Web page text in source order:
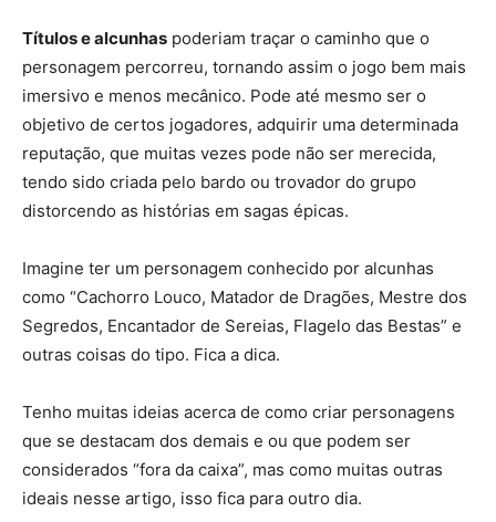
Títulos e alcunhas poderiam traçar o caminho que o
personagem percorreu, tornando assim o jogo bem mais
imersivo e menos mecânico. Pode até mesmo ser o
objetivo de certos jogadores, adquirir uma determinada
reputação, que muitas vezes pode não ser merecida,
tendo sido criada pelo bardo ou trovador do grupo
distorcendo as histórias em sagas épicas.
Imagine ter um personagem conhecido por alcunhas
como “Cachorro Louco, Matador de Dragões, Mestre dos
Segredos, Encantador de Sereias, Flagelo das Bestas” e
outras coisas do tipo. Fica a dica.
Tenho muitas ideias acerca de como criar personagens
que se destacam dos demais e ou que podem ser
considerados “fora da caixa”, mas como muitas outras
ideais nesse artigo, isso fica para outro dia.